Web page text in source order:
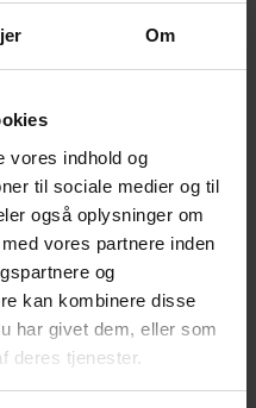
Om
vores indhold og
til sociale medier og til
også oplysninger om
vores partnere inden
og
kan kombinere disse
har givet dem, eller som
deres tjenester.